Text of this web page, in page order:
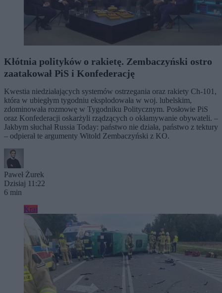
Kłótnia polityków o rakietę. Zembaczyński ostro
zaatakował PiS i Konfederację
Kwestia niedziałających systemów ostrzegania oraz rakiety Ch-101,
która w ubiegłym tygodniu eksplodowała w woj. lubelskim,
zdominowała rozmowę w Tygodniku Politycznym. Posłowie PiS
oraz Konfederacji oskarżyli rządzących o okłamywanie obywateli. –
Jakbym słuchał Russia Today: państwo nie działa, państwo z tektury
– odpierał te argumenty Witold Zembaczyński z KO.
Paweł Żurek
Dzisiaj 11:22
6 min
Kraj